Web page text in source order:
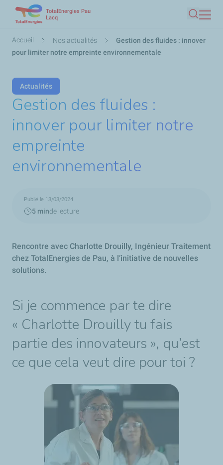
contenu
principal
TotalEnergies Pau
Lacq
Fil
d'Ariane
Accueil Nos actualités
Gestion des fluides : innover
pour limiter notre empreinte environnementale
Actualités
Gestion des fluides :
innover pour limiter notre
empreinte
environnementale
Publié le 13/03/2024
5 minde lecture
Rencontre avec Charlotte Drouilly, Ingénieur Traitement
chez TotalEnergies de Pau, à l’initiative de nouvelles
solutions.
Si je commence par te dire
« Charlotte Drouilly tu fais
partie des innovateurs », qu’est
ce que cela veut dire pour toi ?